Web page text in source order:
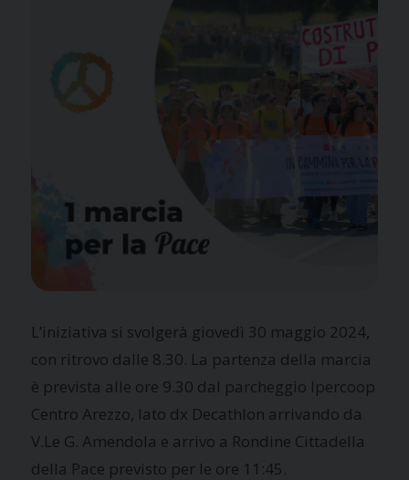
L’iniziativa si svolgerà giovedì 30 maggio 2024,
con ritrovo dalle 8.30. La partenza della marcia
è prevista alle ore 9.30 dal parcheggio Ipercoop
Centro Arezzo, lato dx Decathlon arrivando da
V.Le G. Amendola e arrivo a Rondine Cittadella
della Pace previsto per le ore 11:45.